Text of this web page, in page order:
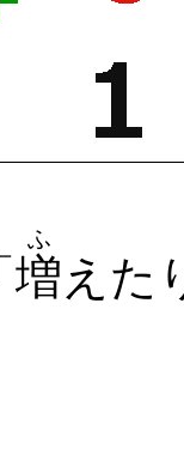
増
ふ
えた